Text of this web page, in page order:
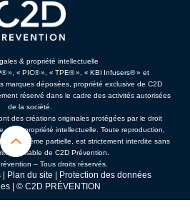
& propriété intellectuelle
», « PIC® », « TPE® », « KBI Infusers® » et
marques déposées, propriété exclusive de C2D
réservé dans le cadre des activités autorisées
de la société.
des créations originales protégées par le droit
de la propriété intellectuelle. Toute reproduction,
même partielle, est strictement interdite sans
préalable de C2D Prévention.
– Tous droits réservés.
| Plan du site | Protection des données
| © C2D PRÉVENTION